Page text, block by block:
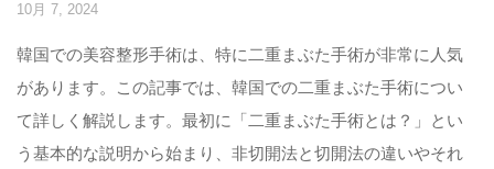
10月 7, 2024
韓国での美容整形手術は、特に二重まぶた手術が非常に人気
があります。この記事では、韓国での二重まぶた手術につい
て詳しく解説します。最初に「二重まぶた手術とは？」とい
う基本的な説明から始まり、非切開法と切開法の違いやそれ